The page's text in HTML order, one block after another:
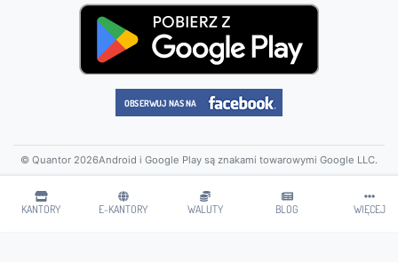
KANTORY E-KANTORY WALUTY BLOG WIĘCEJ
© Quantor 2026Android i Google Play są znakami towarowymi Google LLC.